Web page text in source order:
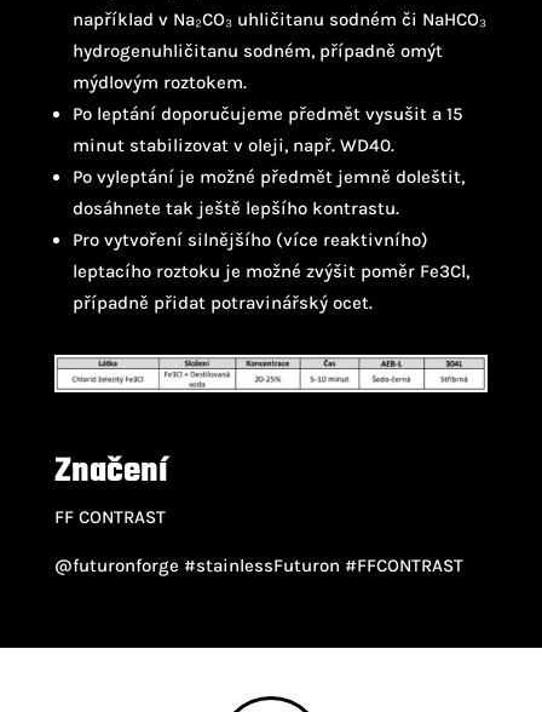
například v Na₂CO₃ uhličitanu sodném či NaHCO₃
hydrogenuhličitanu sodném, případně omýt
mýdlovým roztokem.
Po leptání doporučujeme předmět vysušit a 15
minut stabilizovat v oleji, např. WD40.
Po vyleptání je možné předmět jemně doleštit,
dosáhnete tak ještě lepšího kontrastu.
Pro vytvoření silnějšího (více reaktivního)
leptacího roztoku je možné zvýšit poměr Fe3Cl,
případně přidat potravinářský ocet.
Značení
FF CONTRAST
@futuronforge #stainlessFuturon #FFCONTRAST